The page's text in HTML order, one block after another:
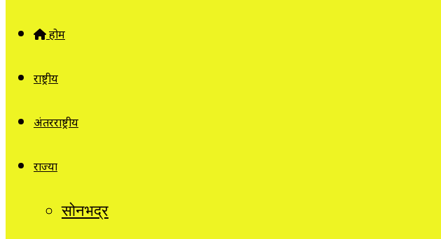
होम
राष्ट्रीय
अंतरराष्ट्रीय
राज्यों
सोनभद्र